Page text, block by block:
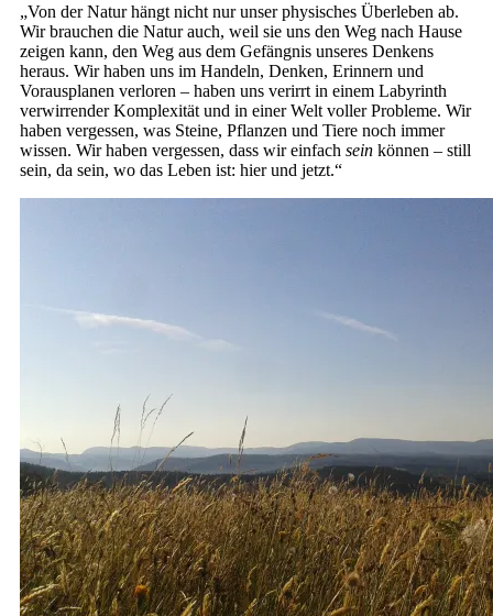
„Von der Natur hängt nicht nur unser physisches Überleben ab.
Wir brauchen die Natur auch, weil sie uns den Weg nach Hause
zeigen kann, den Weg aus dem Gefängnis unseres Denkens
heraus. Wir haben uns im Handeln, Denken, Erinnern und
Vorausplanen verloren – haben uns verirrt in einem Labyrinth
verwirrender Komplexität und in einer Welt voller Probleme. Wir
haben vergessen, was Steine, Pflanzen und Tiere noch immer
wissen. Wir haben vergessen, dass wir einfach sein können – still
sein, da sein, wo das Leben ist: hier und jetzt.“